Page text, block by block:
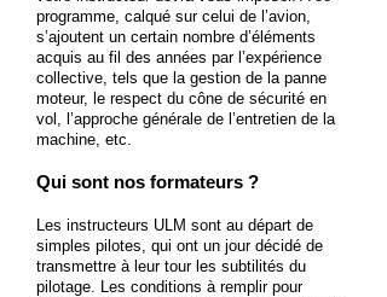
programme, calqué sur celui de l’avion,
s’ajoutent un certain nombre d’éléments
acquis au fil des années par l’expérience
collective, tels que la gestion de la panne
moteur, le respect du cône de sécurité en
vol, l’approche générale de l’entretien de la
machine, etc.
Qui sont nos formateurs ?
Les instructeurs ULM sont au départ de
simples pilotes, qui ont un jour décidé de
transmettre à leur tour les subtilités du
pilotage. Les conditions à remplir pour